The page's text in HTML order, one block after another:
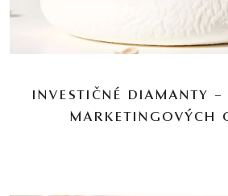
INVESTIČNÉ DIAMANTY –
MARKETINGOVÝCH